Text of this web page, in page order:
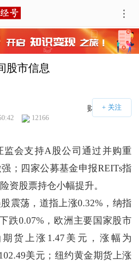
股市信息
财经号APP
12166
会支持A股公司通过并购重
；四家公募基金申报REITs指
资股票持仓小幅提升。
荡，道指上涨0.32%，纳指
跌0.07%，欧洲主要国家股市
货上涨1.47美元，涨幅为
美元；纽约黄金期货上涨